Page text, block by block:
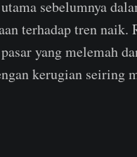
sebelumnya
terhadap tren
yang melemah
kerugian seiring